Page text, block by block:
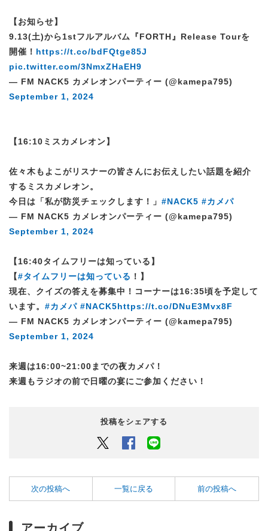
【お知らせ】
9.13(土)から1stフルアルバム『FORTH』Release Tourを
開催！ https://t.co/bdFQtge85J
pic.twitter.com/3NmxZHaEH9
— FM NACK5 カメレオンパーティー (@kamepa795)
September 1, 2024
【16:10ミスカメレオン】
佐々木もよこがリスナーの皆さんにお伝えしたい話題を紹介
するミスカメレオン。
今日は「私が防災チェックします！」 #NACK5 #カメパ
— FM NACK5 カメレオンパーティー (@kamepa795)
September 1, 2024
【16:40タイムフリーは知っている】
【#タイムフリーは知っている ！】
現在、クイズの答えを募集中！コーナーは16:35頃を予定して
います。 #カメパ #NACK5https://t.co/DNuE3Mvx8F
— FM NACK5 カメレオンパーティー (@kamepa795)
September 1, 2024
来週は16:00~21:00までの夜カメパ！
来週もラジオの前で日曜の宴にご参加ください！
投稿をシェアする
Twitter Facebook
次の投稿へ 一覧に戻る 前の投稿へ
アーカイブ